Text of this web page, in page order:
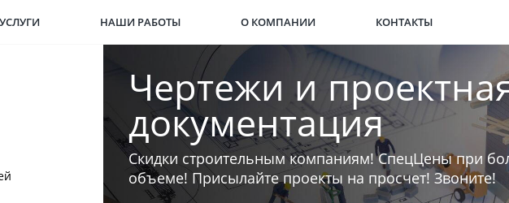
УСЛУГИ НАШИ РАБОТЫ О КОМПАНИИ КОНТАКТЫ
Печатаем книги
Если у вас остался последний бумажный экземпляр
мы переведём его в электронный формат и
любой тираж.